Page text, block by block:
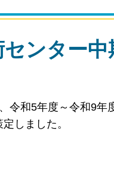
ンター
令和5年度～令和9
しました。